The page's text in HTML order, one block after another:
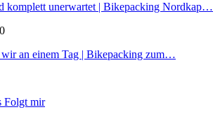
komplett unerwartet | Bikepacking Nordkap…
0
wir an einem Tag | Bikepacking zum…
Folgt mir